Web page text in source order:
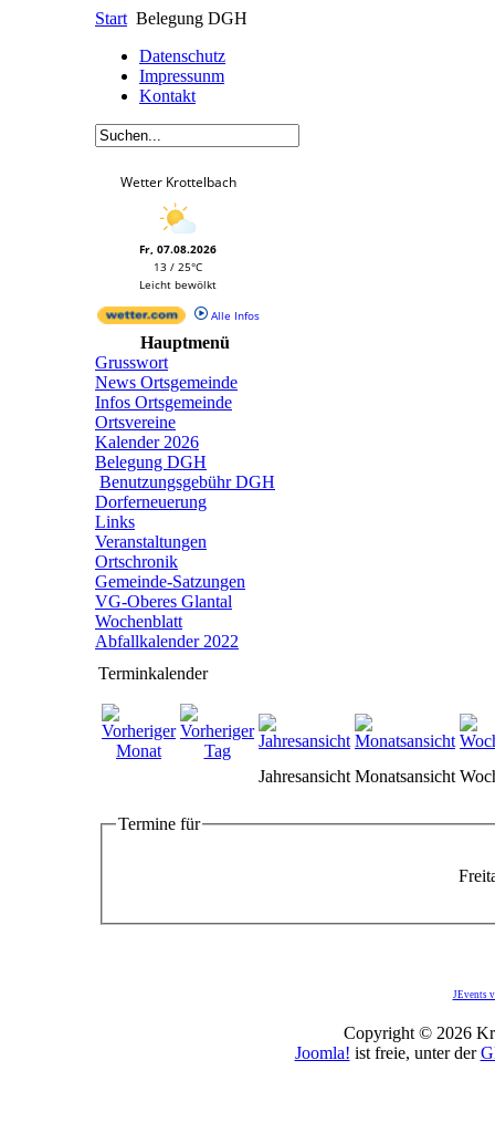
Start Belegung DGH
Datenschutz
Impressunm
Kontakt
Wetter Krottelbach
Fr, 07.08.2026
13 / 25°C
Leicht bewölkt
Alle Infos
Hauptmenü
Grusswort
News Ortsgemeinde
Infos Ortsgemeinde
Ortsvereine
Kalender 2026
Belegung DGH
Benutzungsgebühr DGH
Dorferneuerung
Links
Veranstaltungen
Ortschronik
Gemeinde-Satzungen
VG-Oberes Glantal
Wochenblatt
Abfallkalender 2022
Terminkalender
Jahresansicht Monatsansicht
Termine für
JEvents
Copyright © 2026
Joomla! ist freie, unter der